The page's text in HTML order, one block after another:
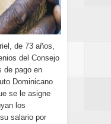
de 73 años,
del Consejo
de pago en
Dominicano
se le asigne
los
salario por